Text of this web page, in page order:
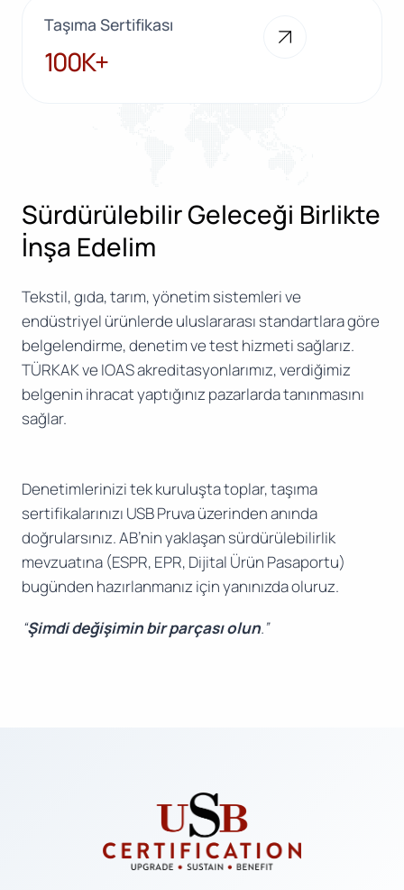
Taşıma Sertifikası
100K+
100K+
Sürdürülebilir Geleceği Birlikte
İnşa Edelim
Tekstil, gıda, tarım, yönetim sistemleri ve
endüstriyel ürünlerde uluslararası standartlara göre
belgelendirme, denetim ve test hizmeti sağlarız.
TÜRKAK ve IOAS akreditasyonlarımız, verdiğimiz
belgenin ihracat yaptığınız pazarlarda tanınmasını
sağlar.
Denetimlerinizi tek kuruluşta toplar, taşıma
sertifikalarınızı USB Pruva üzerinden anında
doğrularsınız. AB’nin yaklaşan sürdürülebilirlik
mevzuatına (ESPR, EPR, Dijital Ürün Pasaportu)
bugünden hazırlanmanız için yanınızda oluruz.
“Şimdi değişimin bir parçası olun.”